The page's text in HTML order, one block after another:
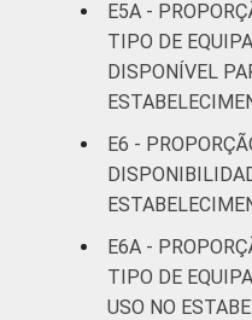
computador no
Respostas
entre fevereiro
2"Não utiliza"
declararam não
apesar de ela
3
"Não está
profissionais que
disponibilidade
declararam não
está disponível
E5A -
TIPO DE
DISPONÍVEL
E6 -
E6A -
TIPO DE
USO NO